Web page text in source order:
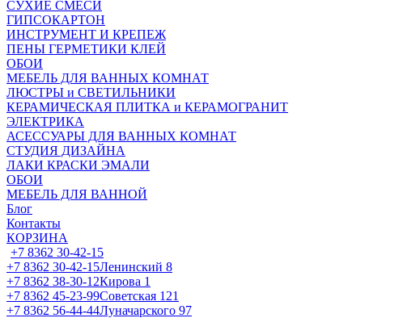
СУХИЕ СМЕСИ
ГИПСОКАРТОН
ИНСТРУМЕНТ И КРЕПЕЖ
ПЕНЫ ГЕРМЕТИКИ КЛЕЙ
ОБОИ
МЕБЕЛЬ ДЛЯ ВАННЫХ КОМНАТ
ЛЮСТРЫ и СВЕТИЛЬНИКИ
КЕРАМИЧЕСКАЯ ПЛИТКА и КЕРАМОГРАНИТ
ЭЛЕКТРИКА
АСЕССУАРЫ ДЛЯ ВАННЫХ КОМНАТ
СТУДИЯ ДИЗАЙНА
ЛАКИ КРАСКИ ЭМАЛИ
ОБОИ
МЕБЕЛЬ ДЛЯ ВАННОЙ
Блог
Контакты
КОРЗИНА
+7 8362 30-42-15
+7 8362 30-42-15Ленинский 8
+7 8362 38-30-12Кирова 1
+7 8362 45-23-99Советская 121
+7 8362 56-44-44Луначарского 97